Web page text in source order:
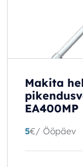
Makita
EA400MP
5€/ Ööpäev